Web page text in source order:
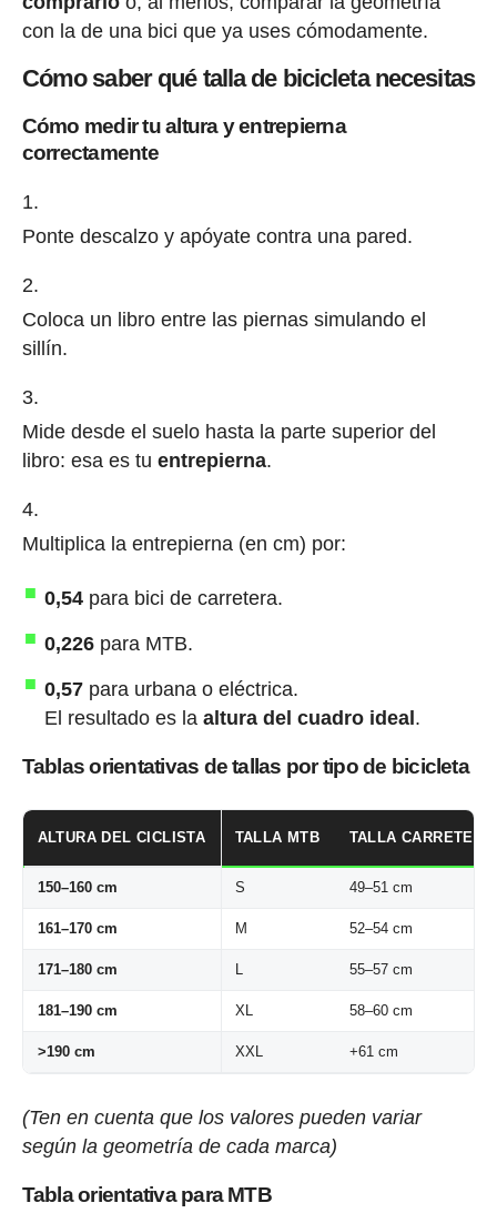
con la de una bici que ya uses cómodamente.
Cómo saber qué talla de bicicleta necesitas
Cómo medir tu altura y entrepierna
correctamente
Ponte descalzo y apóyate contra una pared.
Coloca un libro entre las piernas simulando el
sillín.
Mide desde el suelo hasta la parte superior del
libro: esa es tu entrepierna.
Multiplica la entrepierna (en cm) por:
0,54para bici de carretera.
0,226para MTB.
0,57para urbana o eléctrica.
El resultado es la altura del cuadro ideal.
Tablas orientativas de tallas por tipo de bicicleta
ALTURA DEL CICLISTA TALLA MTB TALLA CARRETERA
150–160 cm S 49–51 cm
161–170 cm M 52–54 cm
171–180 cm 55–57 cm
181–190 cm XL 58–60 cm
>190 cm XXL +61 cm
(Ten en cuenta que los valores pueden variar
según la geometría de cada marca)
Tabla orientativa para MTB